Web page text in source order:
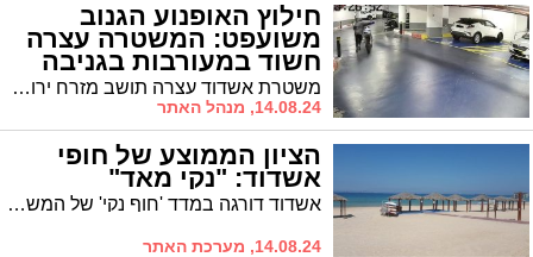
חילוץ האופנוע הגנוב
משועפט: המשטרה עצרה
חשוד במעורבות בגניבה
משטרת אשדוד עצרה תושב מזרח ירושלים בחשד למעורבות בגניבת אופנועים באשדוד. האופנועים נגנבו בתחילת החודש ואחד מהם חולץ על ידי בעליו במבצע מסוכן במחנה הפליטים שועפט. בית המשפט האריך את מעצרו של החשוד
14.08.24, מנהל האתר
הציון הממוצע של חופי
אשדוד: "נקי מאד"
אשדוד דורגה במדד 'חוף נקי' של המשרד להגנת הסביבה ברשימת הרשויות הנקיות ביותר בישראל, עם ציון ממוצע ''נקי מאוד''
14.08.24, מערכת האתר